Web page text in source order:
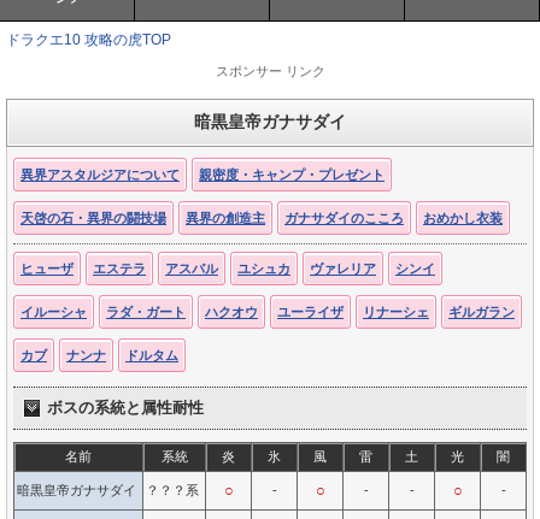
ドラクエ10 攻略の虎TOP
スポンサー リンク
暗黒皇帝ガナサダイ
異界アスタルジアについて 親密度・キャンプ・プレゼント
天啓の石・異界の闘技場 異界の創造主 ガナサダイのこころ おめかし衣装
ヒューザ エステラ アスバル ユシュカ ヴァレリア シンイ
イルーシャ ラダ・ガート ハクオウ ユーライザ リナーシェ ギルガラン
カブ ナンナ ドルタム
ボスの系統と属性耐性
名前 系統 炎 氷 風 雷 土 光 闇
暗黒皇帝ガナサダイ ？？？系 ○ - ○ - - ○ -